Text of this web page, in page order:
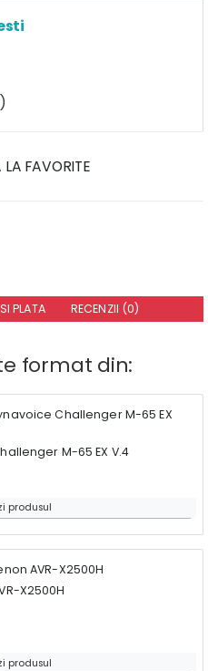
FAVORITE
PLATA RECENZII (0)
format din:
Challenger M-65 EX
M-65 EX V.4
produsul
AVR-X2500H
X2500H
produsul